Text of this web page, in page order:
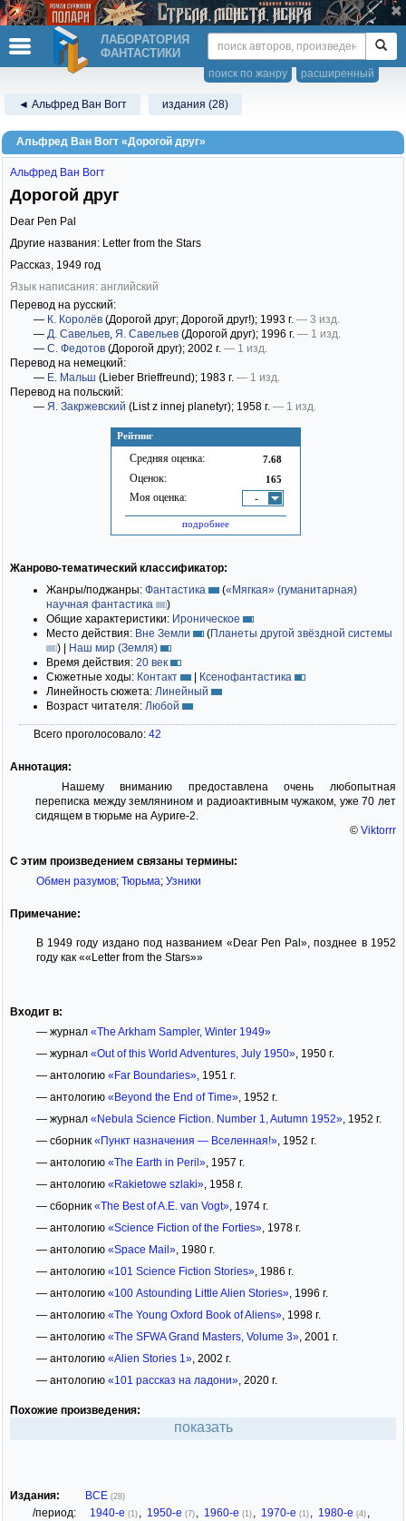
ЛАБОРАТОРИЯ
ФАНТАСТИКИ
расширенный
поиск по жанру
◄ Альфред Ван Вогт издания (28)
Альфред Ван Вогт «Дорогой друг»
Рейтинг
Средняя оценка: 7.68
Оценок: 165
Моя оценка: -
подробнее
Альфред Ван Вогт
Дорогой друг
Dear Pen Pal
Другие названия: Letter from the Stars
Рассказ, 1949 год
Язык написания: английский
Перевод на русский:
— К. Королёв (Дорогой друг; Дорогой друг!); 1993 г. — 3 изд.
— Д. Савельев, Я. Савельев (Дорогой друг); 1996 г. — 1 изд.
— С. Федотов (Дорогой друг); 2002 г. — 1 изд.
Перевод на немецкий:
— Е. Мальш (Lieber Brieffreund); 1983 г. — 1 изд.
Перевод на польский:
— Я. Закржевский (List z innej planetyг); 1958 г. — 1 изд.
Жанрово-тематический классификатор:
Жанры/поджанры: Фантастика («Мягкая» (гуманитарная)
научная фантастика
)
Общие характеристики: Ироническое
Место действия: Вне Земли (Планеты другой звёздной системы
) | Наш мир (Земля)
Время действия: 20 век
Сюжетные ходы: Контакт | Ксенофантастика
Линейность сюжета: Линейный
Возраст читателя: Любой
Всего проголосовало: 42
Аннотация:
Нашему вниманию предоставлена очень любопытная
переписка между землянином и радиоактивным чужаком, уже 70 лет
сидящем в тюрьме на Ауриге-2.
© Viktorrr
С этим произведением связаны термины:
Обмен разумов; Тюрьма; Узники
Примечание:
В 1949 году издано под названием «Dear Pen Pal», позднее в 1952
году как ««Letter from the Stars»»
Входит в:
— журнал «The Arkham Sampler, Winter 1949»
— журнал «Out of this World Adventures, July 1950», 1950 г.
— антологию «Far Boundaries», 1951 г.
— антологию «Beyond the End of Time», 1952 г.
— журнал «Nebula Science Fiction. Number 1, Autumn 1952», 1952 г.
— сборник «Пункт назначения — Вселенная!», 1952 г.
— антологию «The Earth in Peril», 1957 г.
— антологию «Rakietowe szlaki», 1958 г.
— сборник «The Best of A.E. van Vogt», 1974 г.
— антологию «Science Fiction of the Forties», 1978 г.
— антологию «Space Mail», 1980 г.
— антологию «101 Science Fiction Stories», 1986 г.
— антологию «100 Astounding Little Alien Stories», 1996 г.
— антологию «The Young Oxford Book of Aliens», 1998 г.
— антологию «The SFWA Grand Masters, Volume 3», 2001 г.
— антологию «Alien Stories 1», 2002 г.
— антологию «101 рассказ на ладони», 2020 г.
Похожие произведения:
показать
Издания: ВСЕ (28)
/период: 1940-е (1) , 1950-е (7) , 1960-е (1) , 1970-е (1) , 1980-е (4) ,